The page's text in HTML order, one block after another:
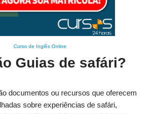
Curso de Inglês Online
Guias de safári?
documentos ou recursos que oferecem
sobre experiências de safári,